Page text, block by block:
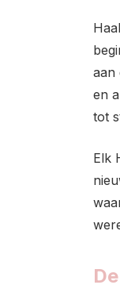
aan
en
tot
Elk